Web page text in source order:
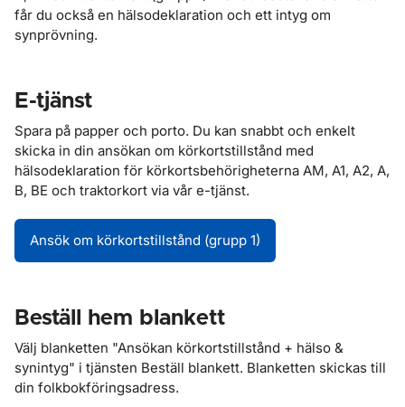
får du också en hälsodeklaration och ett intyg om
synprövning.
E-tjänst
Spara på papper och porto. Du kan snabbt och enkelt
skicka in din ansökan om körkortstillstånd med
hälsodeklaration för körkortsbehörigheterna AM, A1, A2, A,
B, BE och traktorkort via vår e-tjänst.
Ansök om körkortstillstånd (grupp 1)
Beställ hem blankett
Välj blanketten "Ansökan körkortstillstånd + hälso &
synintyg" i tjänsten Beställ blankett. Blanketten skickas till
din folkbokföringsadress.